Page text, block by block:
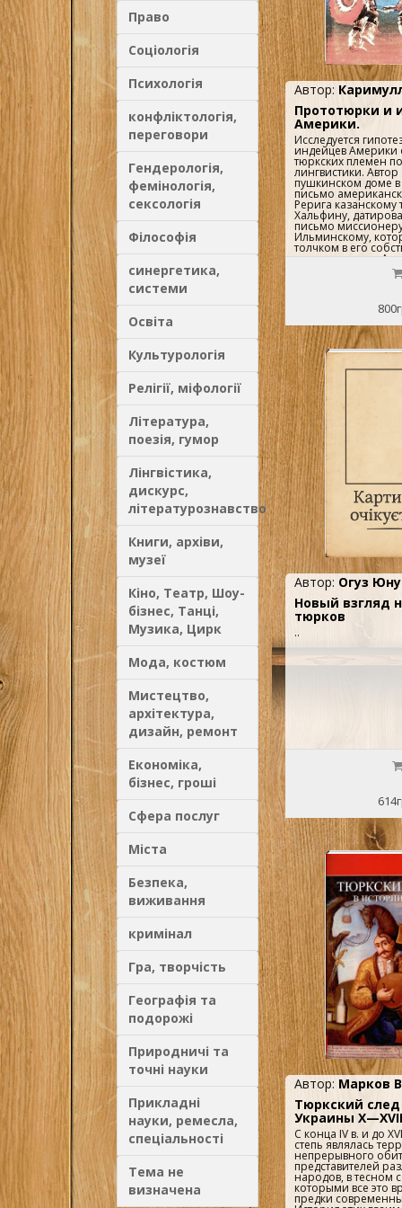
Право
Соціологія
Психологія
конфліктологія,
переговори
Гендерологія,
фемінологія,
сексологія
Філософія
синергетика,
системи
Освіта
Культурологія
Релігії, міфології
Література,
поезія, гумор
Лінгвістика,
дискурс,
літературознавство
Книги, архіви,
музеї
Кіно, Театр, Шоу-
бізнес, Танці,
Музика, Цирк
Мода, костюм
Мистецтво,
архітектура,
дизайн, ремонт
Економіка,
бізнес, гроші
Сфера послуг
Міста
Безпека,
виживання
кримінал
Гра, творчість
Географія та
подорожі
Природничі та
точні науки
Прикладні
науки, ремесла,
спеціальності
Тема не
визначена
Автор:
Прототюрки и
Америки.
Исследуется
индейцев Америки
тюркских племен
лингвистики.
пушкинском доме
письмо
Рерига казанскому
Хальфину,
письмо
Ильминскому,
толчком в его
исследованиях.
прослеживает
и продвигается в
невероятной на
Автор: Огуз
Новый взгляд
тюрков
..
Автор: Марков
Тюркский
Украины
С конца IV в. и до
степь являлась
непрерывного
представителей
народов, в тесном
которыми все это
предки